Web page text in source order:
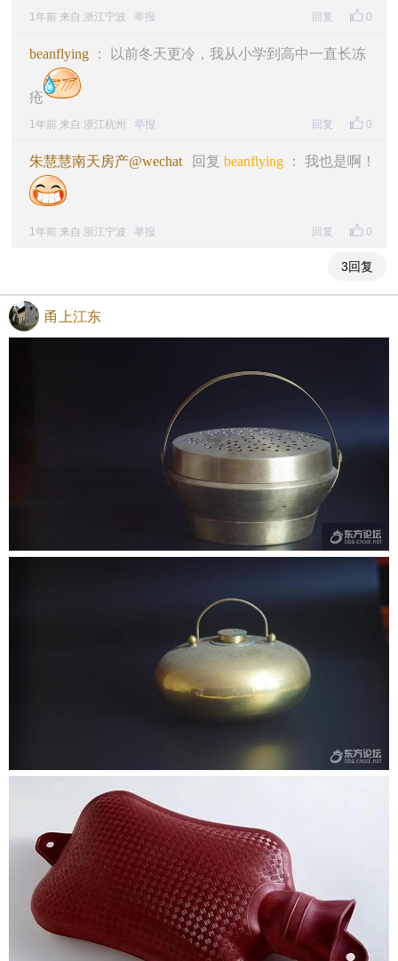
0
1年前 来自 浙江宁波 举报 回复
beanflying ： 以前冬天更冷，我从小学到高中一直长冻
疮
0
1年前 来自 浙江杭州 举报 回复
朱慧慧南天房产@wechat 回复 beanflying ： 我也是啊！
0
1年前 来自 浙江宁波 举报 回复
3回复
甬上江东